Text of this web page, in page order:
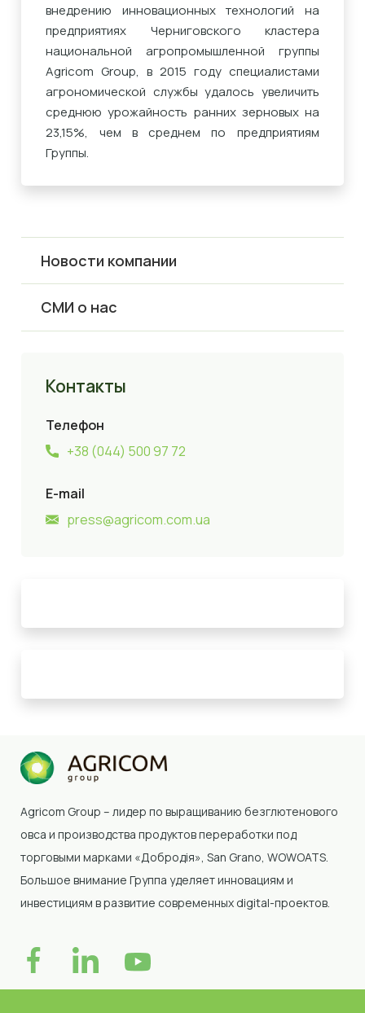
внедрению инновационных технологий на
предприятиях Черниговского кластера
национальной агропромышленной группы
Agricom Group, в 2015 году специалистами
агрономической службы удалось увеличить
среднюю урожайность ранних зерновых на
23,15%, чем в среднем по предприятиям
Группы.
Новости компании
СМИ о нас
Контакты
Телефон
+38 (044) 500 97 72
E-mail
press@agricom.com.ua
Agricom Group – лидер по выращиванию безглютенового
овса и производства продуктов переработки под
торговыми марками «Добродія», San Grano, WOWOATS.
Большое внимание Группа уделяет инновациям и
инвестициям в развитие современных digital-проектов.